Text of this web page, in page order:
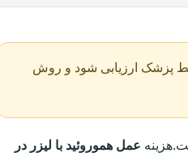
پزشک ارزیابی شود و روش
عمل هموروئید با لیزر در